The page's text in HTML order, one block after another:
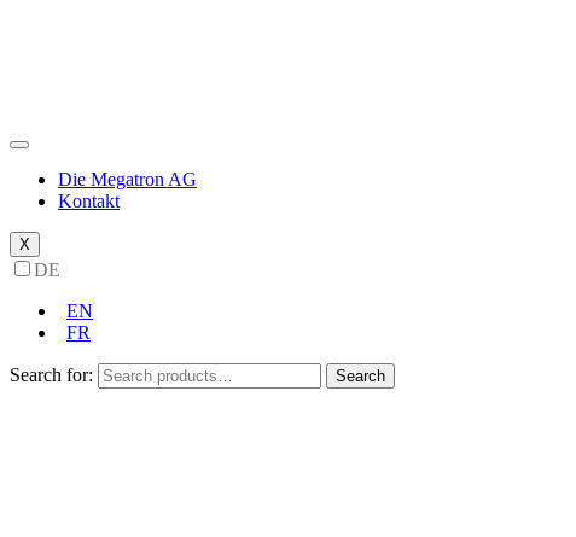
Die Megatron AG
Kontakt
X
DE
EN
FR
Search for: Search